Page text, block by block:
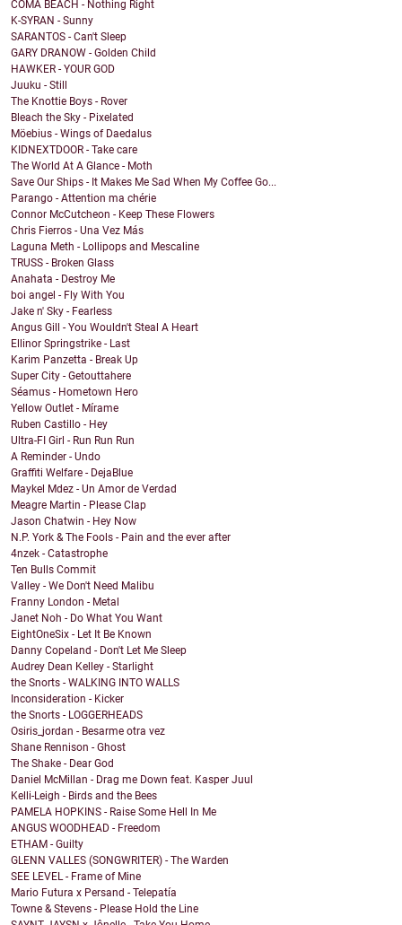
COMA BEACH - Nothing Right
K-SYRAN - Sunny
SARANTOS - Can't Sleep
GARY DRANOW - Golden Child
HAWKER - YOUR GOD
Juuku - Still
The Knottie Boys - Rover
Bleach the Sky - Pixelated
Möebius - Wings of Daedalus
KIDNEXTDOOR - Take care
The World At A Glance - Moth
Save Our Ships - It Makes Me Sad When My Coffee Go...
Parango - Attention ma chérie
Connor McCutcheon - Keep These Flowers
Chris Fierros - Una Vez Más
Laguna Meth - Lollipops and Mescaline
TRUSS - Broken Glass
Anahata - Destroy Me
boi angel - Fly With You
Jake n' Sky - Fearless
Angus Gill - You Wouldn't Steal A Heart
Ellinor Springstrike - Last
Karim Panzetta - Break Up
Super City - Getouttahere
Séamus - Hometown Hero
Yellow Outlet - Mírame
Ruben Castillo - Hey
Ultra-FI Girl - Run Run Run
A Reminder - Undo
Graffiti Welfare - DejaBlue
Maykel Mdez - Un Amor de Verdad
Meagre Martin - Please Clap
Jason Chatwin - Hey Now
N.P. York & The Fools - Pain and the ever after
4nzek - Catastrophe
Ten Bulls Commit
Valley - We Don't Need Malibu
Franny London - Metal
Janet Noh - Do What You Want
EightOneSix - Let It Be Known
Danny Copeland - Don't Let Me Sleep
Audrey Dean Kelley - Starlight
the Snorts - WALKING INTO WALLS
Inconsideration - Kicker
the Snorts - LOGGERHEADS
Osiris_jordan - Besarme otra vez
Shane Rennison - Ghost
The Shake - Dear God
Daniel McMillan - Drag me Down feat. Kasper Juul
Kelli-Leigh - Birds and the Bees
PAMELA HOPKINS - Raise Some Hell In Me
ANGUS WOODHEAD - Freedom
ETHAM - Guilty
GLENN VALLES (SONGWRITER) - The Warden
SEE LEVEL - Frame of Mine
Mario Futura x Persand - Telepatía
Towne & Stevens - Please Hold the Line